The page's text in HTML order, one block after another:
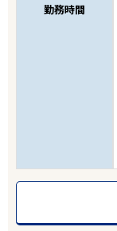
勤務時間